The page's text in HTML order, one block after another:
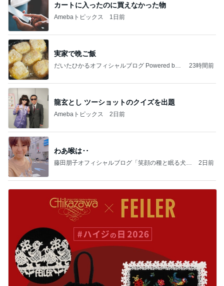
カートに入ったのに買えなかった物
Amebaトピックス 1日前
実家で晩ご飯
だいたひかるオフィシャルブログ Powered by
23時間前
龍玄とし ツーショットのクイズを出題
Amebaトピックス 2日前
わあ喉は‥
藤田朋子オフィシャルブログ「笑顔の種と眠る犬」
2日前